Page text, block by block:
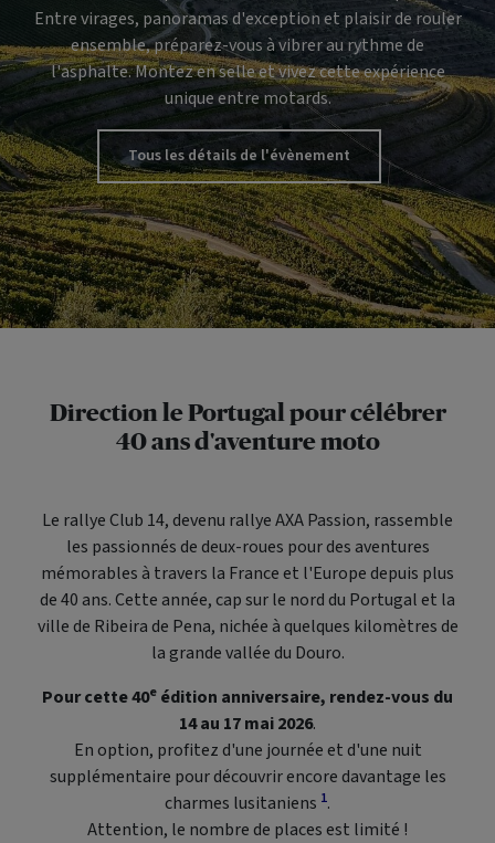
Entre virages, panoramas d'exception et plaisir de rouler
ensemble, préparez-vous à vibrer au rythme de
l'asphalte. Montez en selle et vivez cette expérience
unique entre motards.
Tous les détails de l'évènement
Direction le Portugal pour célébrer
40 ans d'aventure moto
Le rallye Club 14, devenu rallye AXA Passion, rassemble
les passionnés de deux-roues pour des aventures
mémorables à travers la France et l'Europe depuis plus
de 40 ans. Cette année, cap sur le nord du Portugal et la
ville de Ribeira de Pena, nichée à quelques kilomètres de
la grande vallée du Douro.
Pour cette 40e édition anniversaire, rendez-vous du
14 au 17 mai 2026.
En option, profitez d'une journée et d'une nuit
supplémentaire pour découvrir encore davantage les
charmes lusitaniens 1.
Attention, le nombre de places est limité !